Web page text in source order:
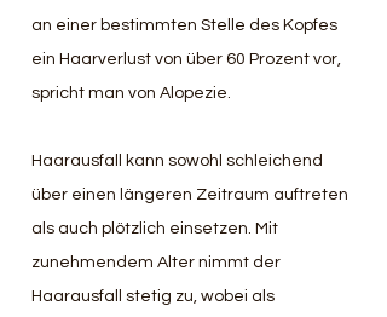
an einer bestimmten Stelle des Kopfes
ein Haarverlust von über 60 Prozent vor,
spricht man von Alopezie.
Haarausfall kann sowohl schleichend
über einen längeren Zeitraum auftreten
als auch plötzlich einsetzen. Mit
zunehmendem Alter nimmt der
Haarausfall stetig zu, wobei als